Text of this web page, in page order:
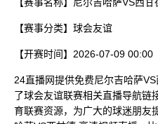
【赛事分类】 球会友谊
【开赛时间】 2026-07-09 00:00
24直播网提供免费尼尔吉哈萨
了球会友谊联赛相关直播导航链
育联赛资源，为广大的球迷朋友